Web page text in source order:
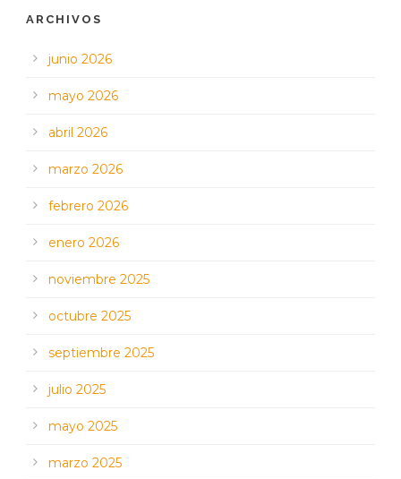
ARCHIVOS
junio 2026
mayo 2026
abril 2026
marzo 2026
febrero 2026
enero 2026
noviembre 2025
octubre 2025
septiembre 2025
julio 2025
mayo 2025
marzo 2025